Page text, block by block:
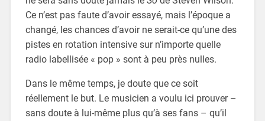
Ce n’est pas faute d’avoir essayé, mais l’époque a
changé, les chances d’avoir ne serait-ce qu’une des
pistes en rotation intensive sur n’importe quelle
radio labellisée « pop » sont à peu près nulles.
Dans le même temps, je doute que ce soit
réellement le but. Le musicien a voulu ici prouver –
sans doute à lui-même plus qu’à ses fans – qu’il